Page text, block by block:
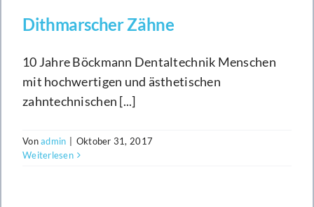
Dithmarscher Zähne
10 Jahre Böckmann Dentaltechnik Menschen
mit hochwertigen und ästhetischen
zahntechnischen [...]
Vonadmin
Oktober 31, 2017
Weiterlesen